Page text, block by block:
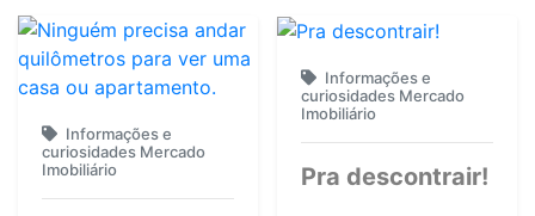
Informações e
curiosidades Mercado
Imobiliário
Informações e
curiosidades Mercado
Imobiliário
Pra descontrair!